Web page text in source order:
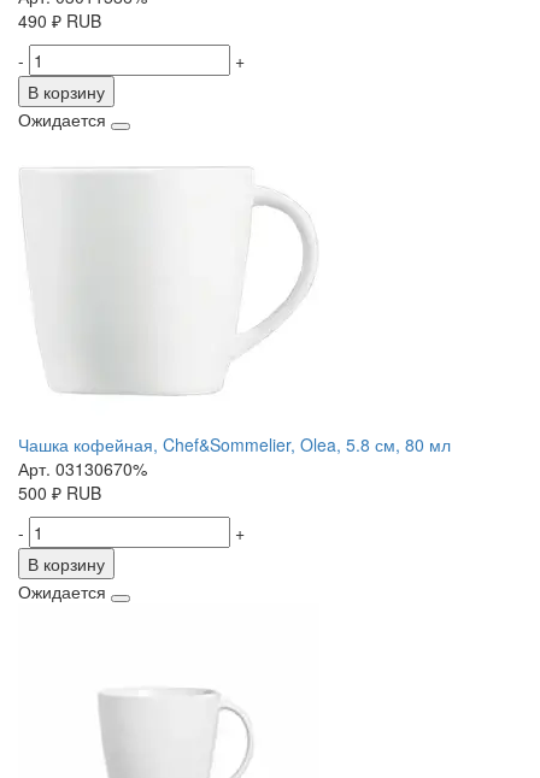
490 ₽ RUB
-
+
В корзину
Ожидается
Чашка кофейная, Chef&Sommelier, Olea, 5.8 см, 80 мл
Арт. 03130670%
500 ₽ RUB
-
+
В корзину
Ожидается